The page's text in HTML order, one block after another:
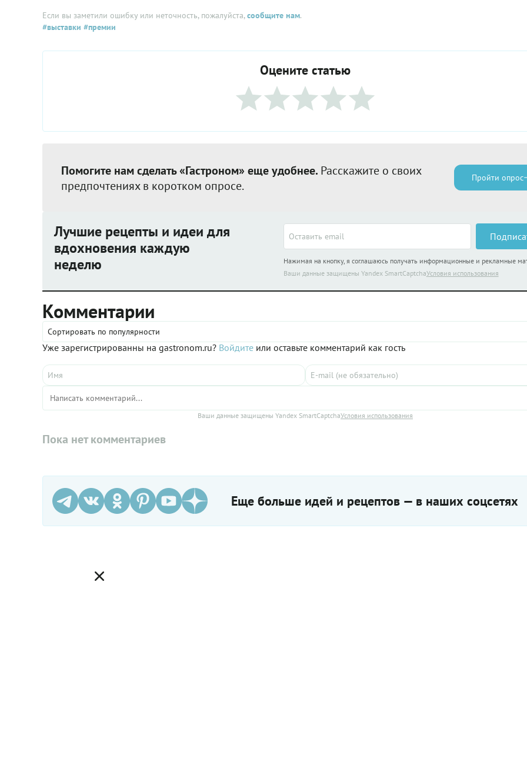
Если вы заметили ошибку или неточность, пожалуйста,сообщите нам.
#выставки #премии
Оцените статью
Помогите нам сделать «Гастроном» еще удобнее. Расскажите о своих
предпочтениях в коротком опросе.
Пройти опрос
Лучшие рецепты и идеи для
вдохновения каждую
неделю
Нажимая на кнопку, я соглашаюсь получать информационные и рекламные
Ваши данные защищены Yandex SmartCaptchaУсловия использования
Комментарии
Сортировать по популярности
Уже зарегистрированны на gastronom.ru? Войдите или оставьте комментарий как гость
Ваши данные защищены Yandex SmartCaptchaУсловия использования
Пока нет комментариев
Еще больше идей и рецептов — в наших соцсетях